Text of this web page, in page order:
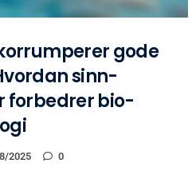
gode
sinn-
forbedrer bio-
2025 0